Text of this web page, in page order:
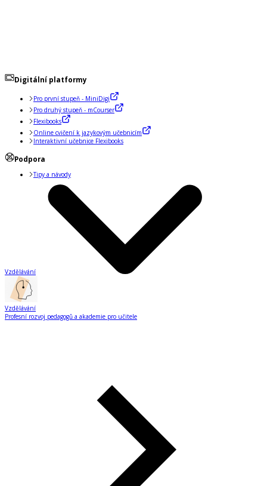
Digitální platformy
Pro první stupeň - MiniDigi
Pro druhý stupeň - mCourser
Flexibooks
Online cvičení k jazykovým učebnicím
Interaktivní učebnice Flexibooks
Podpora
Tipy a návody
Vzdělávání
Vzdělávání
Profesní rozvoj pedagogů a akademie pro učitele